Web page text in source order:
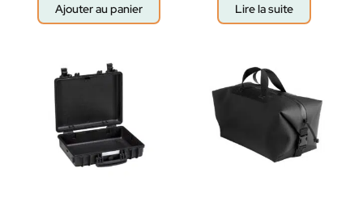
Ajouter au panier Lire la suite